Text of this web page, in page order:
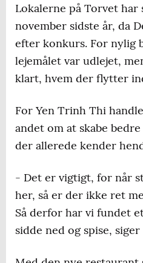
Lokalerne på Torvet har
november sidste år, da
efter konkurs. For nylig
lejemålet var udlejet,
klart, hvem der flytter
For Yen Trinh Thi
andet om at skabe
der allerede kender
- Det er vigtigt, for når
her, så er der ikke ret
Så derfor har vi fundet
sidde ned og spise,